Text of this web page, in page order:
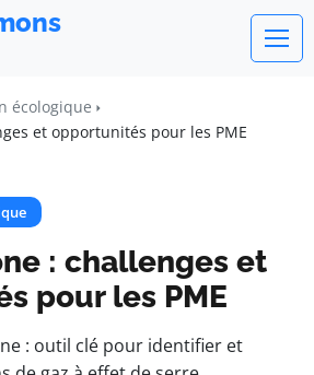
écologique
et opportunités pour les PME
: challenges et
pour les PME
: outil clé pour identifier et